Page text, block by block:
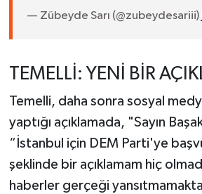
— Zübeyde Sarı (@zubeydesariii)
TEMELLİ: YENİ BİR
Temelli, daha sonra sosyal
yaptığı açıklamada, "Sayın
“İstanbul için DEM Parti'ye
şeklinde bir açıklamam hiç
haberler gerçeği